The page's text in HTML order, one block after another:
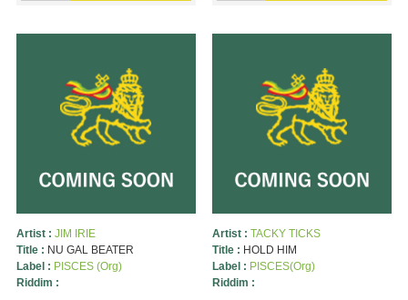
Artist : JIM IRIE
Title : NU GAL BEATER
Label : PISCES (Org)
Riddim :
Artist : TACKY TICKS
Title : HOLD HIM
Label : PISCES(Org)
Riddim :